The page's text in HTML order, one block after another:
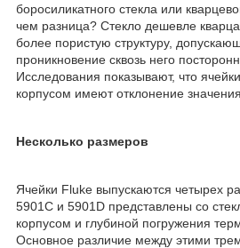
боросиликатного стекла или
чем разница? Стекло дешевле
более пористую структуру,
проникновение сквозь него
Исследования показывают, что
корпусом имеют отклонение
Несколько размеров
Ячейки Fluke выпускаются четырех
5901C и 5901D представлены со
корпусом и глубиной погружения
Основное различие между этими